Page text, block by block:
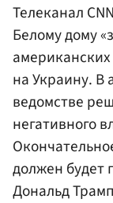
Телеканал CNN
Белому дому
на Украину. В
ведомстве
негативного
должен будет
Дональд